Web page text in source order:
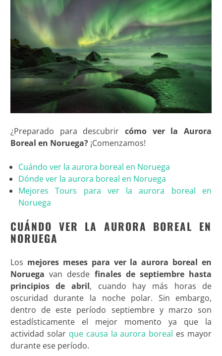
¿Preparado para descubrir cómo ver la Aurora
Boreal en Noruega? ¡Comenzamos!
Cuándo ver la aurora boreal en Noruega
Dónde ver la aurora boreal en Noruega
Mejores Tours para ver la aurora boreal en
Noruega
CUÁNDO VER LA AURORA BOREAL EN
NORUEGA
Los mejores meses para ver la aurora boreal en
Noruega van desde finales de septiembre hasta
principios de abril, cuando hay más horas de
oscuridad durante la noche polar. Sin embargo,
dentro de este período septiembre y marzo son
estadísticamente el mejor momento ya que la
actividad solar que causa la aurora boreal es mayor
durante ese período.